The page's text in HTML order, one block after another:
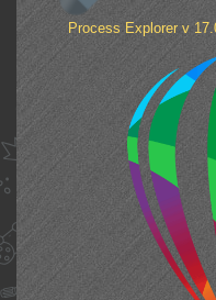
Process Explorer v